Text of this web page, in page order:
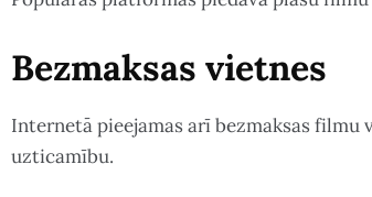
Bezmaksas vietnes
Internetā pieejamas arī bezmaksas
uzticamību.